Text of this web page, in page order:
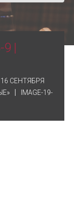
|
16 СЕНТЯБРЯ
IMAGE-19-